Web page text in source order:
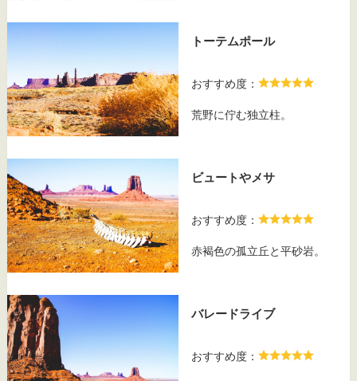
トーテムポール
おすすめ度：
荒野に佇む独立柱。
ビュートやメサ
おすすめ度：
赤褐色の孤立丘と平砂岩。
バレードライブ
おすすめ度：